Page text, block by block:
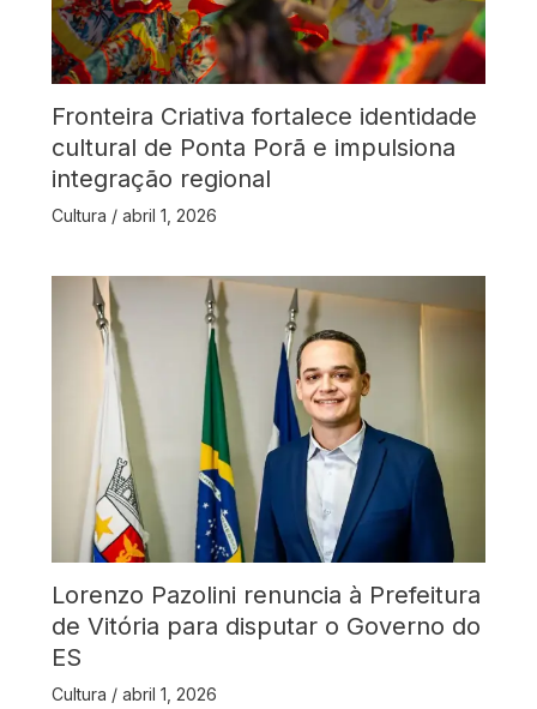
Fronteira Criativa fortalece identidade
cultural de Ponta Porã e impulsiona
integração regional
Cultura / abril 1, 2026
Lorenzo Pazolini renuncia à Prefeitura
de Vitória para disputar o Governo do
ES
Cultura / abril 1, 2026